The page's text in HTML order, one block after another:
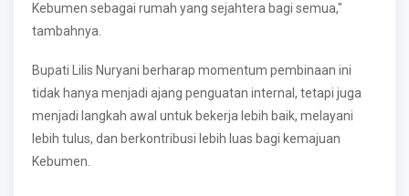
Kebumen sebagai rumah yang sejahtera bagi semua,"
tambahnya.
Bupati Lilis Nuryani berharap momentum pembinaan ini
tidak hanya menjadi ajang penguatan internal, tetapi juga
menjadi langkah awal untuk bekerja lebih baik, melayani
lebih tulus, dan berkontribusi lebih luas bagi kemajuan
Kebumen.